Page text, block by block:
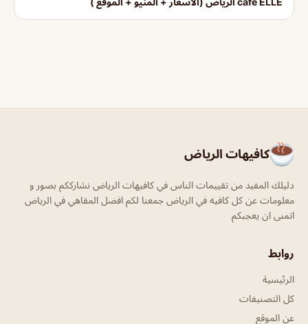
كافيهات الرياض
دليلك المفيد من تقييمات الناس في كافيهات الرياض نشارككم بصور و
معلومات عن كل كافيه في الرياض جمعنا لكم افضل المقاهي في الرياض
اتمنى ان يعجبكم
روابط
الرئيسية
كل التصنيفات
عن الموقع